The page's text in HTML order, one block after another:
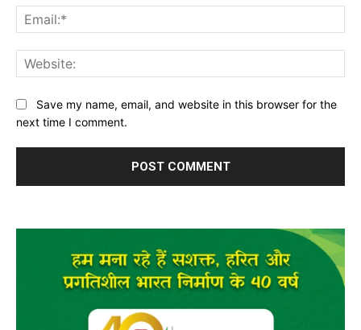
Save my name, email, and website in this browser for the
next time I comment.